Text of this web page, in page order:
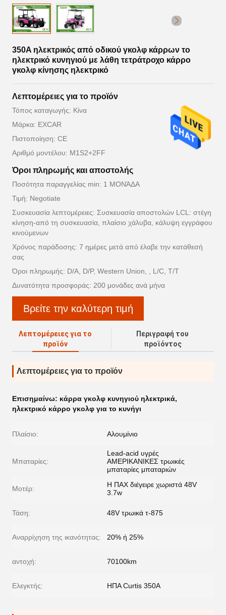
350A ηλεκτρικός από οδικού γκολφ κάρρων το
ηλεκτρικό κυνηγιού με λάθη τετράτροχο κάρρο
γκολφ κίνησης ηλεκτρικό
Λεπτομέρειες για το προϊόν
Τόπος καταγωγής: Κίνα
Μάρκα: EXCAR
Πιστοποίηση: CE
Αριθμό μοντέλου: M1S2+2FF
Όροι πληρωμής και αποστολής
Ποσότητα παραγγελίας min: 1 ΜΟΝΆΔΑ
Τιμή: Negotiate
Συσκευασία λεπτομέρειες: Συσκευασία αποστολών LCL: στέγη
κίνηση-από τη συσκευασία, πλαίσιο χάλυβα, κάλυψη εγγράφου
κινούμενων
Χρόνος παράδοσης: 7 ημέρες μετά από έλαβε την κατάθεσή
σας
Όροι πληρωμής: D/A, D/P, Western Union, , L/C, T/T
Δυνατότητα προσφοράς: 200 μονάδες ανά μήνα
Βρείτε την καλύτερη τιμή
Λεπτομέρειες για το
προϊόν
Περιγραφή του
προϊόντος
Λεπτομέρειες για το προϊόν
Επισημαίνω: κάρρα γκολφ κυνηγιού ηλεκτρικά,
ηλεκτρικό κάρρο γκολφ για το κυνήγι
Πλαίσιο: Αλουμίνιο
Μπαταρίες:
Lead-acid υγρές
ΑΜΕΡΙΚΑΝΙΚΕΣ τρωικές
μπαταρίες μπαταριών
Μοτέρ:
Η ΠΑΧ διέγειρε χωριστά 48V
3.7w
Τάση: 48V τρωικά τ-875
Αναρρίχηση της ικανότητας: 20% ή 25%
αντοχή: 70100km
Ελεγκτής: ΗΠΑ Curtis 350A